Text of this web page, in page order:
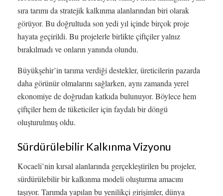
sıra tarımı da stratejik kalkınma alanlarından biri olarak
görüyor. Bu doğrultuda son yedi yıl içinde birçok proje
hayata geçirildi. Bu projelerle birlikte çiftçiler yalnız
bırakılmadı ve onların yanında olundu.
Büyükşehir’in tarıma verdiği destekler, üreticilerin pazarda
daha görünür olmalarını sağlarken, aynı zamanda yerel
ekonomiye de doğrudan katkıda bulunuyor. Böylece hem
çiftçiler hem de tüketiciler için faydalı bir döngü
oluşturulmuş oldu.
Sürdürülebilir Kalkınma Vizyonu
Kocaeli’nin kırsal alanlarında gerçekleştirilen bu projeler,
sürdürülebilir bir kalkınma modeli oluşturma amacını
taşıyor. Tarımda yapılan bu yenilikçi girişimler, dünya